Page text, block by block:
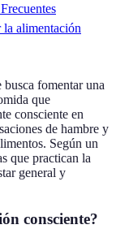
la alimentación
busca fomentar una
que
consciente en
de hambre y
Según un
que practican la
general y
consciente?